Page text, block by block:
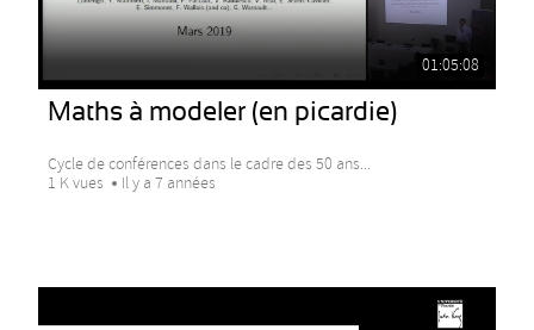
01:05:08
Maths à modeler (en picardie)
Cycle de conférences dans le cadre des 50 ans...
1 K vues
Il y a 7 années